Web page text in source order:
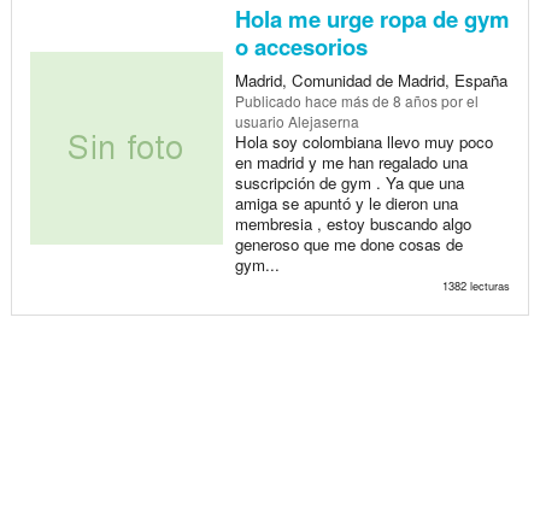
Hola me urge ropa de gym
o accesorios
Madrid, Comunidad de Madrid, España
Publicado hace más de 8 añospor el
usuario Alejaserna
Hola soy colombiana llevo muy poco
en madrid y me han regalado una
suscripción de gym . Ya que una
amiga se apuntó y le dieron una
membresia , estoy buscando algo
generoso que me done cosas de
gym...
1382 lecturas